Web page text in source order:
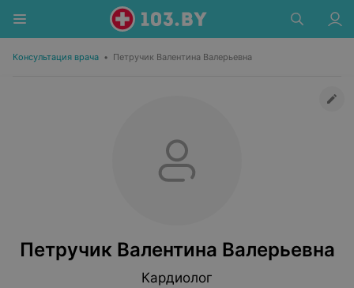
Консультация врача • Петручик Валентина Валерьевна
Петручик Валентина Валерьевна
Кардиолог